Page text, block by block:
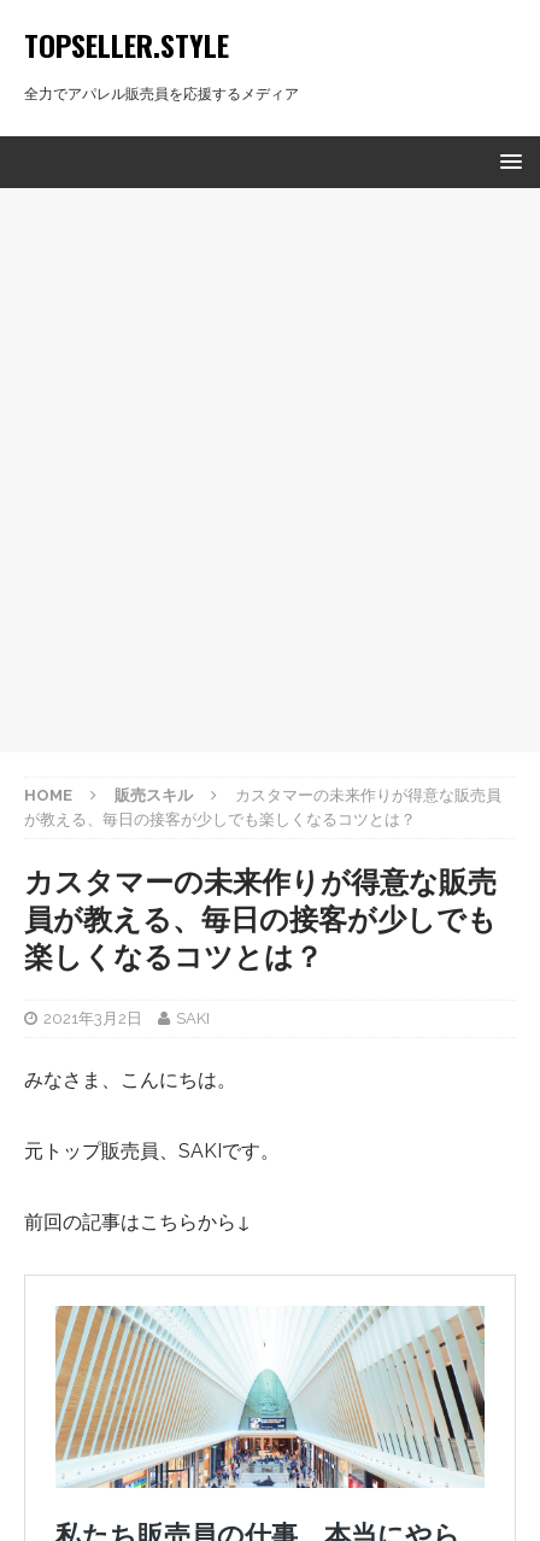
TOPSELLER.STYLE
全力でアパレル販売員を応援するメディア
HOME 販売スキル
カスタマーの未来作りが得意な販売員
が教える、毎日の接客が少しでも楽しくなるコツとは？
カスタマーの未来作りが得意な販売
員が教える、毎日の接客が少しでも
楽しくなるコツとは？
2021年3月2日 SAKI
みなさま、こんにちは。
元トップ販売員、SAKIです。
前回の記事はこちらから↓